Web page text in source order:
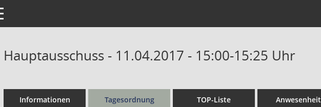
navigation
Hauptausschuss - 11.04.2017 - 15:00-15:25 Uhr
Informationen Tagesordnung TOP-Liste Anwesenheit